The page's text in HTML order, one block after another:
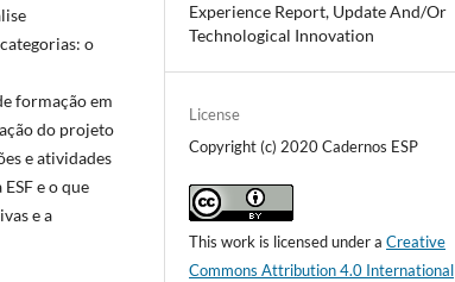
o
formação em
do projeto
e atividades
e o que
e a
Experience Report, Update And/Or
Technological Innovation
License
Copyright (c) 2020 Cadernos ESP
This work is licensed under aCreative
Commons Attribution 4.0 International